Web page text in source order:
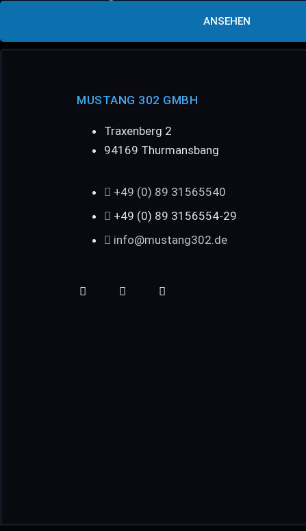
ANSEHEN
MUSTANG 302 GMBH
Traxenberg 2
94169 Thurmansbang
+49 (0) 89 31565540
+49 (0) 89 3156554-29
info@mustang302.de